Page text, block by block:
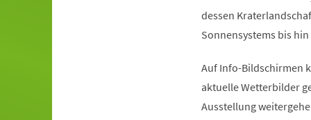
dessen
Sonnensystems bis
Auf Info-Bildschirmen
aktuelle Wetterbilder
Ausstellung